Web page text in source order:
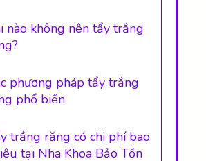
nào không nên tẩy trắng
phương pháp tẩy trắng
phổ biến
trắng răng có chi phí bao
tại Nha Khoa Bảo Tồn